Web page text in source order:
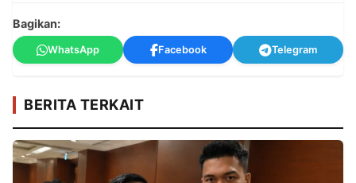
Bagikan:
WhatsApp Facebook Telegram
BERITA TERKAIT